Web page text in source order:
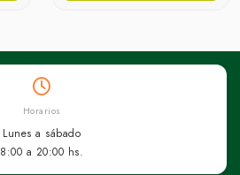
Horarios
Lunes a sábado
8:00 a 20:00 hs.